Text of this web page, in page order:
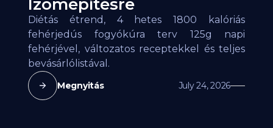
Izomépítésre
Diétás étrend, 4 hetes 1800 kalóriás
fehérjedús fogyókúra terv 125g napi
fehérjével, változatos receptekkel és teljes
bevásárlólistával.
Megnyitás July 24, 2026